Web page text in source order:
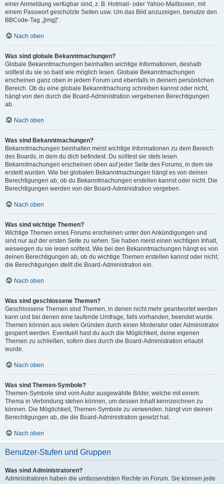
einer Anmeldung verfügbar sind, z. B. Hotmail- oder Yahoo-Mailboxen, mit
einem Passwort geschützte Seiten usw. Um das Bild anzuzeigen, benutze den
BBCode-Tag „[img]“.
Nach oben
Was sind globale Bekanntmachungen?
Globale Bekanntmachungen beinhalten wichtige Informationen, deshalb
solltest du sie so bald wie möglich lesen. Globale Bekanntmachungen
erscheinen ganz oben in jedem Forum und ebenfalls in deinem persönlichen
Bereich. Ob du eine globale Bekanntmachung schreiben kannst oder nicht,
hängt von den durch die Board-Administration vergebenen Berechtigungen
ab.
Nach oben
Was sind Bekanntmachungen?
Bekanntmachungen beinhalten meist wichtige Informationen zu dem Bereich
des Boards, in dem du dich befindest. Du solltest sie stets lesen.
Bekanntmachungen erscheinen oben auf jeder Seite des Forums, in dem sie
erstellt wurden. Wie bei globalen Bekanntmachungen hängt es von deinen
Berechtigungen ab, ob du Bekanntmachungen erstellen kannst oder nicht. Die
Berechtigungen werden von der Board-Administration vergeben.
Nach oben
Was sind wichtige Themen?
Wichtige Themen eines Forums erscheinen unter den Ankündigungen und
sind nur auf der ersten Seite zu sehen. Sie haben meist einen wichtigen Inhalt,
weswegen du sie lesen solltest. Wie bei den Bekanntmachungen hängt es von
deinen Berechtigungen ab, ob du wichtige Themen erstellen kannst oder nicht;
die Berechtigungen stellt die Board-Administration ein.
Nach oben
Was sind geschlossene Themen?
Geschlossene Themen sind Themen, in denen nicht mehr geantwortet werden
kann und bei denen eine laufende Umfrage, falls vorhanden, beendet wurde.
Themen können aus vielen Gründen durch einen Moderator oder Administrator
gesperrt werden. Eventuell hast du auch die Möglichkeit, deine eigenen
Themen zu schließen, sofern dies durch die Board-Administration erlaubt
wurde.
Nach oben
Was sind Themen-Symbole?
Themen-Symbole sind vom Autor ausgewählte Bilder, welche mit einem
Thema in Verbindung stehen können, um dessen Inhalt kennzeichnen zu
können. Die Möglichkeit, Themen-Symbole zu verwenden, hängt von deinen
Berechtigungen ab, die die Board-Administration gesetzt hat.
Nach oben
Benutzer-Stufen und Gruppen
Was sind Administratoren?
Administratoren haben die umfassendsten Rechte im Forum. Sie können jede